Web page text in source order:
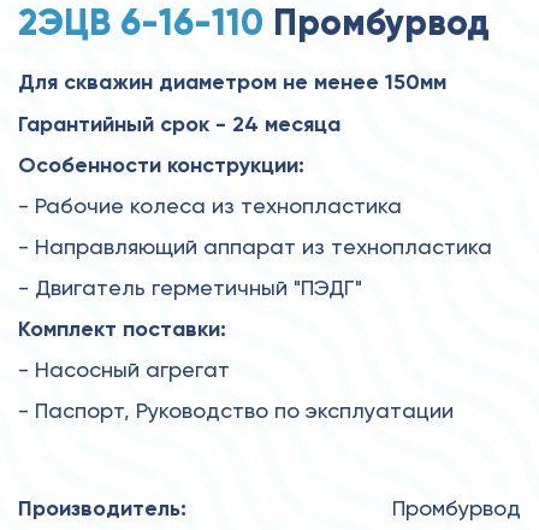
2ЭЦВ 6-16-110 Промбурвод
Для скважин диаметром не менее 150мм
Гарантийный срок - 24 месяца
Особенности конструкции:
- Рабочие колеса из технопластика
- Направляющий аппарат из технопластика
- Двигатель герметичный "ПЭДГ"
Комплект поставки:
- Насосный агрегат
- Паспорт, Руководство по эксплуатации
Производитель: Промбурвод